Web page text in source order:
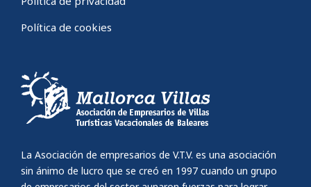
Política de cookies
La Asociación de empresarios de V.T.V. es una asociación
sin ánimo de lucro que se creó en 1997 cuando un grupo